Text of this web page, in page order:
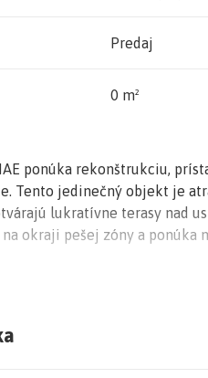
Predaj
0 m²
ponúka rekonštrukciu,
Tento jedinečný objekt je
lukratívne terasy nad
okraji pešej zóny a ponúka
Hviezdoslavovej ulice.
pivničná kobka v cene a